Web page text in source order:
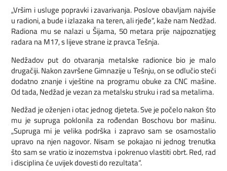
„Vršim i usluge popravki i zavarivanja. Poslove obavljam najviše
u radioni, a bude i izlazaka na teren, ali rjeđe“, kaže nam Nedžad.
Radiona mu se nalazi u Šijama, 50 metara prije najpoznatijeg
radara na M17, s lijeve strane iz pravca Tešnja.
Nedžadov put do otvaranja metalske radionice bio je malo
drugačiji. Nakon završene Gimnazije u Tešnju, on se odlučio steći
dodatno znanje i vještine na programu obuke za CNC mašine.
Od tada, Nedžad je vezan za metalsku struku i rad sa metalima.
Nedžad je oženjen i otac jednog djeteta. Sve je počelo nakon što
mu je supruga poklonila za rođendan Boschovu bor mašinu.
„Supruga mi je velika podrška i zapravo sam se osamostalio
upravo na njen nagovor. Nisam se pokajao ni jednog trenutka
što sam se vratio iz inozemstva i pokrenuo vlastiti obrt. Red, rad
i disciplina će uvijek dovesti do rezultata“.